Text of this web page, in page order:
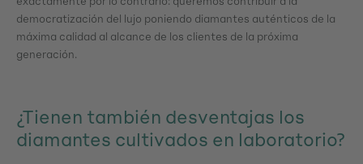
democratización del lujo poniendo diamantes auténticos de la
máxima calidad al alcance de los clientes de la próxima
generación.
¿Tienen también desventajas los
diamantes cultivados en laboratorio?